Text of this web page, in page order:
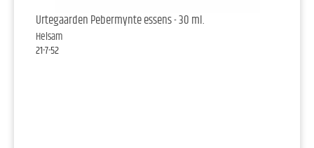
Urtegaarden Pebermynte essens - 30 ml.
Helsam
21-7-52